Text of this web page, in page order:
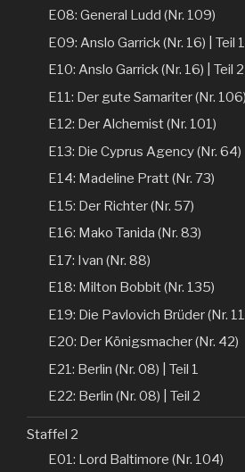
E08: General Ludd (Nr. 109)
E09: Anslo Garrick (Nr. 16) | Teil 1
E10: Anslo Garrick (Nr. 16) | Teil 2
E11: Der gute Samariter (Nr. 106)
E12: Der Alchemist (Nr. 101)
E13: Die Cyprus Agency (Nr. 64)
E14: Madeline Pratt (Nr. 73)
E15: Der Richter (Nr. 57)
E16: Mako Tanida (Nr. 83)
E17: Ivan (Nr. 88)
E18: Milton Bobbit (Nr. 135)
E19: Die Pavlovich Brüder (Nr.
E20: Der Königsmacher (Nr. 42)
E21: Berlin (Nr. 08) | Teil 1
E22: Berlin (Nr. 08) | Teil 2
Staffel 2
E01: Lord Baltimore (Nr. 104)